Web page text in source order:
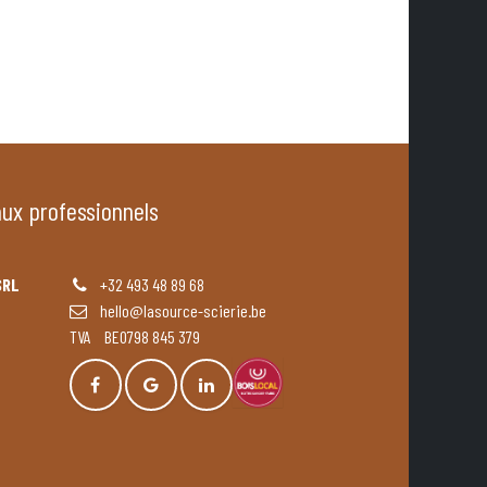
professionnels
+32 493 48 89 68
hello@lasource-scierie.be
TVA BE0798 845 379